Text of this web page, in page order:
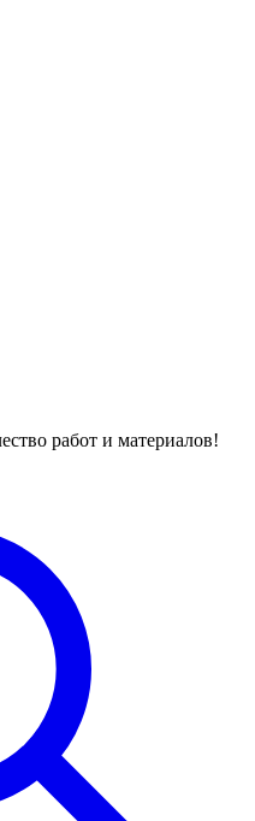
работ и материалов!